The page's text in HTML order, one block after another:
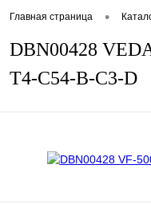
Главная страница •
DBN00428
T4-C54-B-C3-D